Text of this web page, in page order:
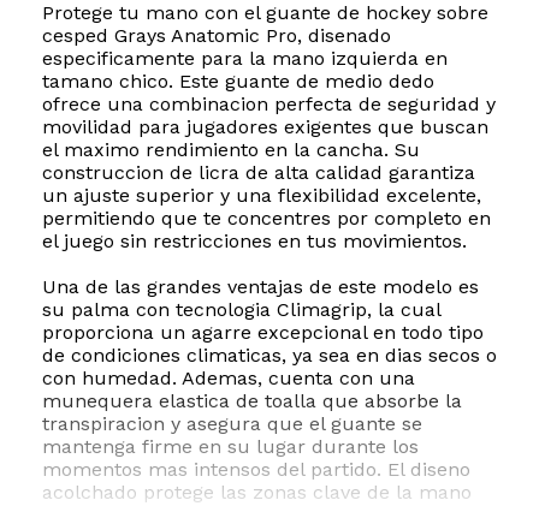
Protege tu mano con el guante de hockey sobre
cesped Grays Anatomic Pro, disenado
especificamente para la mano izquierda en
tamano chico. Este guante de medio dedo
ofrece una combinacion perfecta de seguridad y
movilidad para jugadores exigentes que buscan
el maximo rendimiento en la cancha. Su
construccion de licra de alta calidad garantiza
un ajuste superior y una flexibilidad excelente,
permitiendo que te concentres por completo en
el juego sin restricciones en tus movimientos.
Una de las grandes ventajas de este modelo es
su palma con tecnologia Climagrip, la cual
proporciona un agarre excepcional en todo tipo
de condiciones climaticas, ya sea en dias secos o
con humedad. Ademas, cuenta con una
munequera elastica de toalla que absorbe la
transpiracion y asegura que el guante se
mantenga firme en su lugar durante los
momentos mas intensos del partido. El diseno
acolchado protege las zonas clave de la mano